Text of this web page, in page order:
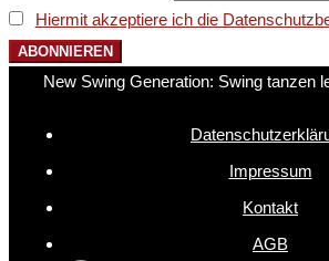
Hiermit akzeptiere ich die
New Swing Generation: Swing tanzen
Impressum
Kontakt
AGB